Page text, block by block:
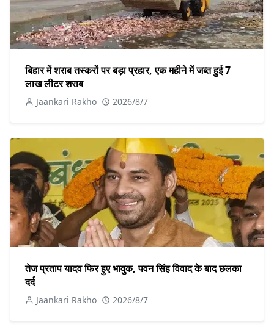
बिहार में शराब तस्करों पर बड़ा प्रहार, एक महीने में जब्त हुई 7
लाख लीटर शराब
Jaankari Rakho 2026/8/7
तेज प्रताप यादव फिर हुए भावुक, पवन सिंह विवाद के बाद छलका
दर्द
Jaankari Rakho 2026/8/7